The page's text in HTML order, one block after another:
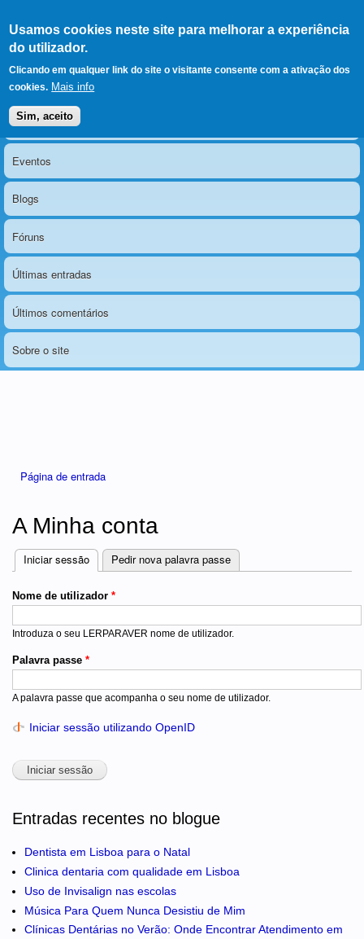
Usamos cookies neste site para melhorar a experiência
do utilizador.
Clicando em qualquer link do site o visitante consente com a ativação dos
cookies. Mais info
Sim, aceito
LERPARAVER , ir para a
página principal
O portal da visão diferente
Menu principal
Notícias
Eventos
Blogs
Fóruns
Últimas entradas
Últimos comentários
Sobre o site
Página de entrada
A Minha conta
Separadores
Iniciar sessão (separador ativo)
Pedir nova palavra passe
Nome de utilizador *
Introduza o seu LERPARAVER nome de utilizador.
Palavra passe *
A palavra passe que acompanha o seu nome de utilizador.
Iniciar sessão utilizando OpenID
Entradas recentes no blogue
Dentista em Lisboa para o Natal
Clinica dentaria com qualidade em Lisboa
Uso de Invisalign nas escolas
Música Para Quem Nunca Desistiu de Mim
Clínicas Dentárias no Verão: Onde Encontrar Atendimento em